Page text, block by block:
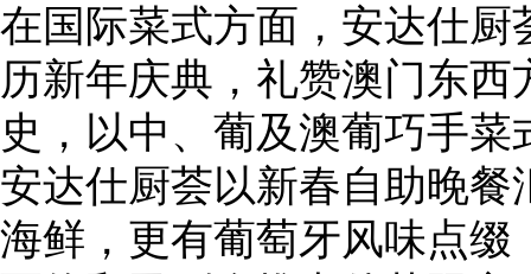
在国际菜式方面，安达仕
历新年庆典，礼赞澳门东
史，以中、葡及澳葡巧手
安达仕厨荟以新春自助晚
海鲜，更有葡萄牙风味点